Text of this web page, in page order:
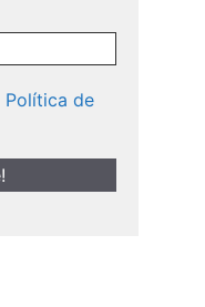
Política de